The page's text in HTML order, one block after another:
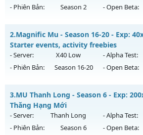
- Phiên Bản:
Season 2 - Open Beta:
👑👑MU-HẮC LONG👑👑 - 💀QUYẾT
Mu mới ra tháng 08 2026 - Mở máy chủ
ngày 07/08/2626
Exp: 200x - Drop: 5%
Thể loại: Mu Nguyên bản Webzen
Antihack: Sharkguard
2.Magnific Mu - Season 16-20 - Exp:
Starter events, activity freebies
- Server: X40 Low - Alpha Test:
- Phiên Bản:
Season 16-20 - Open Beta:
Magnific Mu - Starter events, activity
Mu mới ra tháng 08 2026 - Mở máy chủ
ngày 15/08/2626
Exp: 40x - Drop: 30%
3.MU Thanh Long - Season 6 - Exp:
Thăng Hạng Mới
- Server: Thanh Long - Alpha Test:
- Phiên Bản:
Season 6 - Open Beta: